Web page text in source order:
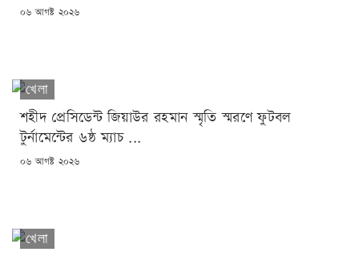
POSTED
০৬ আগষ্ট ২০২৬
খেলা
শহীদ প্রেসিডেন্ট জিয়াউর রহমান স্মৃতি স্মরণে ফুটবল
টুর্নামেন্টের ৬ষ্ঠ ম্যাচ ...
POSTED
০৬ আগষ্ট ২০২৬
খেলা